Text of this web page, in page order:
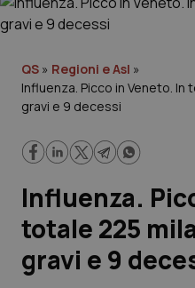
Governo e Parlamento
Regioni e Asl
Lavoro e Professioni
Scienza e Farmaci
Studi e Analisi
QS » Regioni e Asl »
Influenza. Picco in Veneto. In
gravi e 9 decessi
Influenza.
totale 225
gravi e 9